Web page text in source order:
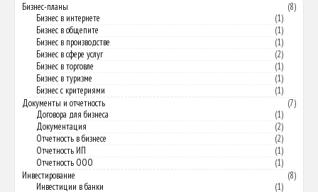
Бизнес-планы
(8)
Бизнес в интернете
(1)
Бизнес в общепите
(1)
Бизнес в производстве
(1)
Бизнес в сфере услуг
(2)
Бизнес в торговле
(1)
Бизнес в туризме
(1)
Бизнес с критериями
(1)
Документы и отчетность
(7)
Договора для бизнеса
(1)
Документация
(2)
Отчетность в бизнесе
(2)
Отчетность ИП
(1)
Отчетность ООО
(1)
Инвестирование
(8)
Инвестиции в банки
(1)